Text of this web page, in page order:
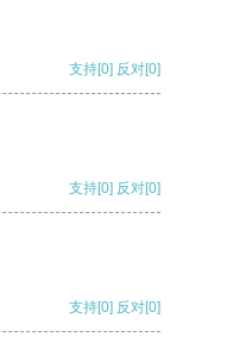
支持[0] 反对[0]
支持[0] 反对[0]
支持[0] 反对[0]